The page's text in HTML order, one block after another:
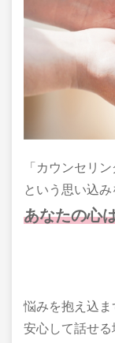
「カウンセリ
という思い込み
あなたの心
悩みを抱え込ま
安心して話せる